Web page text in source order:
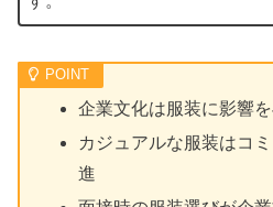
企業文化は服装に影響
カジュアルな服装はコ
進